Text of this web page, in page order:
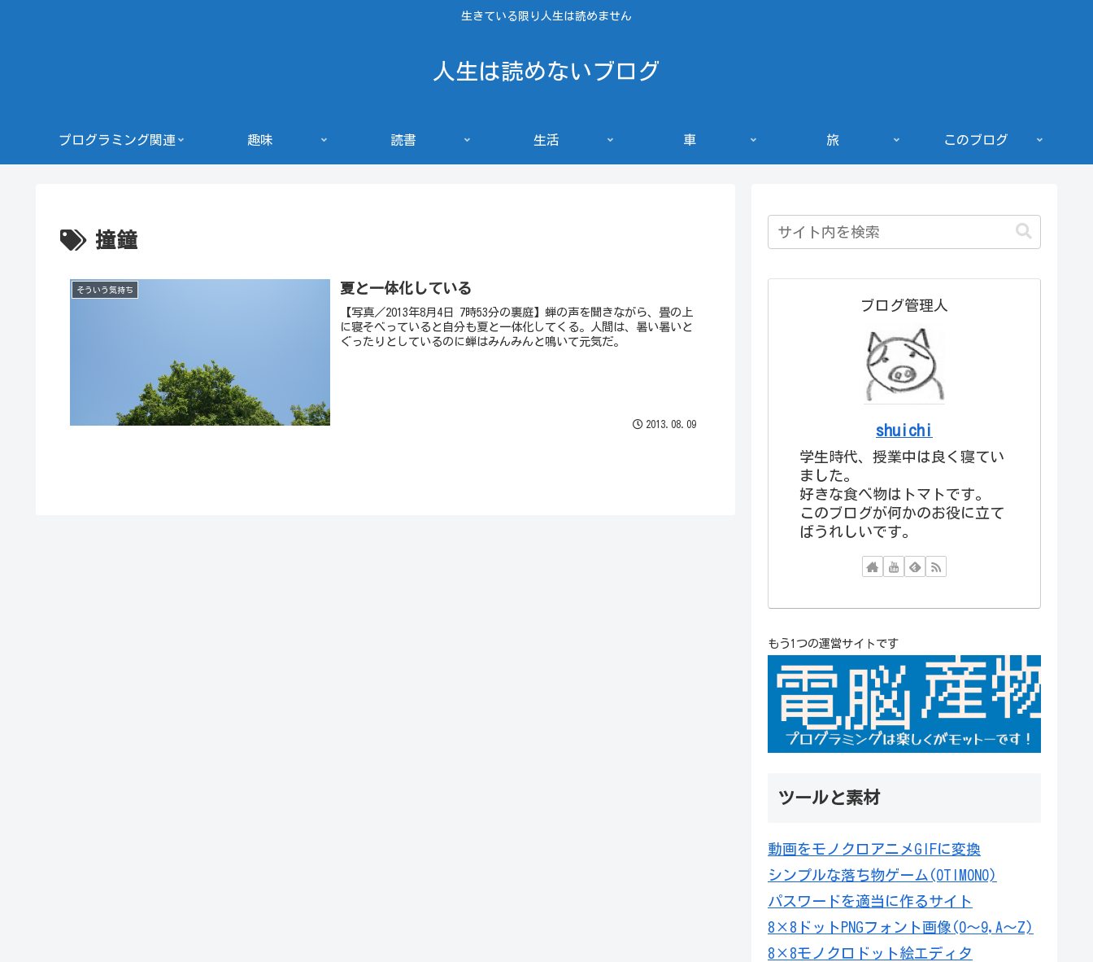
生きている限り人生は読めません
人生は読めないブログ
プログラミング関連 趣味 読書 生活 車 旅 このブログ
撞鐘
そういう気持ち 夏と一体化している
【写真／2013年8月4日 7時53分の裏庭】蝉の声を聞きながら、畳の上
に寝そべっていると自分も夏と一体化してくる。人間は、暑い暑いと
ぐったりとしているのに蝉はみんみんと鳴いて元気だ。
2013.08.09
ブログ管理人
shuichi
学生時代、授業中は良く寝てい
ました。
好きな食べ物はトマトです。
このブログが何かのお役に立て
ばうれしいです。
もう1つの運営サイトです
ツールと素材
動画をモノクロアニメGIFに変換
シンプルな落ち物ゲーム(OTIMONO)
パスワードを適当に作るサイト
8×8ドットPNGフォント画像(0～9,A～Z)
8×8モノクロドット絵エディタ